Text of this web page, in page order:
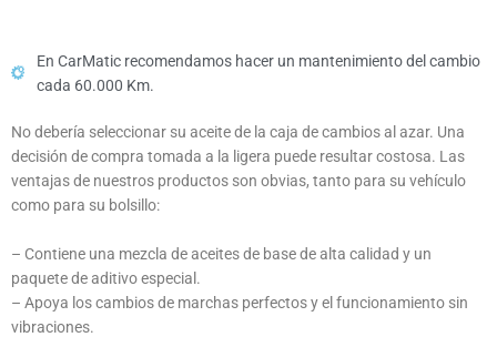
En CarMatic recomendamos hacer un mantenimiento del cambio
cada 60.000 Km.
No debería seleccionar su aceite de la caja de cambios al azar. Una
decisión de compra tomada a la ligera puede resultar costosa. Las
ventajas de nuestros productos son obvias, tanto para su vehículo
como para su bolsillo:
– Contiene una mezcla de aceites de base de alta calidad y un
paquete de aditivo especial.
– Apoya los cambios de marchas perfectos y el funcionamiento sin
vibraciones.